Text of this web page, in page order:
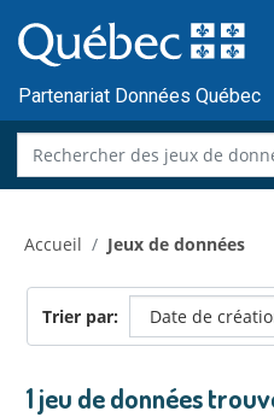
au
contenu
Partenariat Données Québec
Accueil Jeux de données
Trier par
1 jeu de données